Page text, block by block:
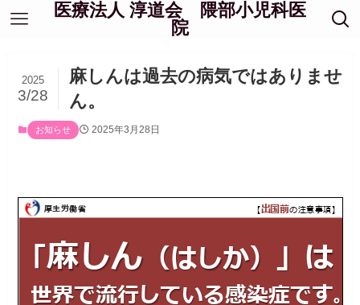
医療法人 淳道会 隈部小児科医
院
麻しんは過去の病気ではありませ
ん。
2025
3/28
お知らせ 2025年3月28日